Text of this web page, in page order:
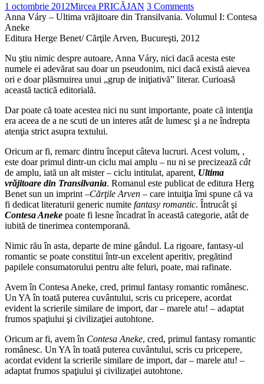
1 octombrie 2012Mircea PRICĂJAN 3 Comments
Anna Váry – Ultima vrăjitoare din Transilvania. Volumul I: Contesa
Aneke
Editura Herge Benet/ Cărţile Arven, Bucureşti, 2012
Nu ştiu nimic despre autoare, Anna Váry, nici dacă acesta este
numele ei adevărat sau doar un pseudonim, nici dacă există aievea
ori e doar plăsmuirea unui „grup de iniţiativă” literar. Curioasă
această tactică editorială.
Dar poate că toate acestea nici nu sunt importante, poate că intenţia
era aceea de a ne scuti de un interes atât de lumesc şi a ne îndrepta
atenţia strict asupra textului.
Oricum ar fi, remarc dintru început câteva lucruri. Acest volum, ,
este doar primul dintr-un ciclu mai amplu – nu ni se precizează cât
de amplu, iată un alt mister – ciclu intitulat, aparent, Ultima
vrăjitoare din Transilvania. Romanul este publicat de editura Herg
Benet sun un imprint –Cărţile Arven – care intuiţia îmi spune că va
fi dedicat literaturii generic numite fantasy romantic. Întrucât şi
Contesa Aneke poate fi lesne încadrat în această categorie, atât de
iubită de tinerimea contemporană.
Nimic rău în asta, departe de mine gândul. La rigoare, fantasy-ul
romantic se poate constitui într-un excelent aperitiv, pregătind
papilele consumatorului pentru alte feluri, poate, mai rafinate.
Avem în Contesa Aneke, cred, primul fantasy romantic românesc.
Un YA în toată puterea cuvântului, scris cu pricepere, acordat
evident la scrierile similare de import, dar – marele atu! – adaptat
frumos spaţiului şi civilizaţiei autohtone.
Oricum ar fi, avem în Contesa Aneke, cred, primul fantasy romantic
românesc. Un YA în toată puterea cuvântului, scris cu pricepere,
acordat evident la scrierile similare de import, dar – marele atu! –
adaptat frumos spaţiului şi civilizaţiei autohtone.